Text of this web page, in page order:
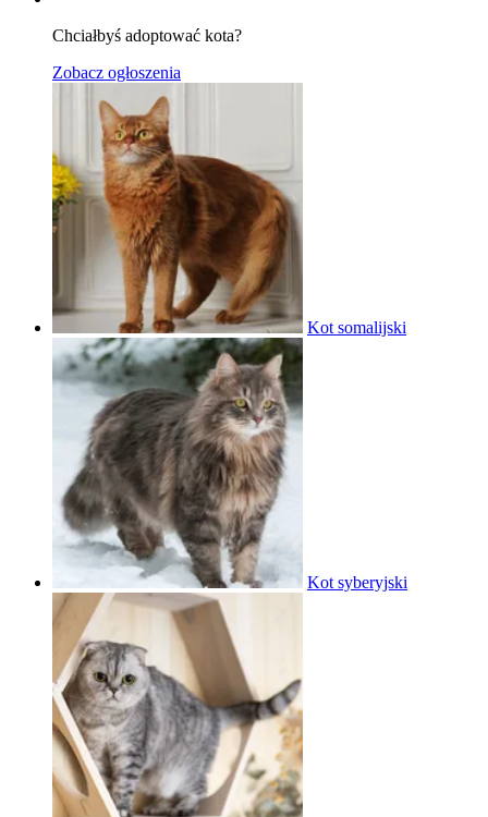
Chciałbyś adoptować kota?
Zobacz ogłoszenia
Kot somalijski
Kot syberyjski